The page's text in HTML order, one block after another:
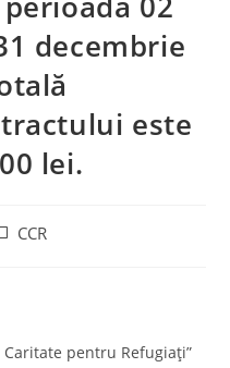
decembrie
este
lei.
CCR
pentru Refugiați”